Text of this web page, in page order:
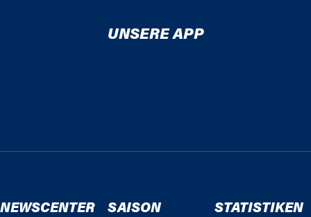
UNSERE APP
NEWSCENTER SAISON STATISTIKEN